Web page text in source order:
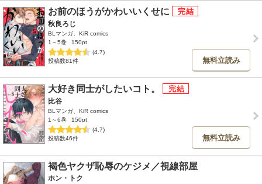
お前のほうがかわいいくせに
秋良ろじ
BLマンガ、KiR comics
1～5巻
150pt
(4.7)
投稿数81件
無料立読み
大好き同士がしたいコト。
比谷
BLマンガ、KiR comics
1～6巻
150pt
(4.7)
投稿数46件
無料立読み
褐色ヤクザ恥辱のケジメ／視線部屋
ホン・トク